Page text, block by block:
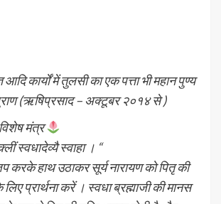
आदि कार्यों में तुलसी का एक पत्ता भी महान पुण्य
(ऋषिप्रसाद – अक्टूबर २०१४ से )
मंत्र
स्वधादेव्यै स्वाहा । “
करके हाथ उठाकर सूर्य नारायण को पितृ की
प्रार्थना करें । स्वधा ब्रह्माजी की मानस